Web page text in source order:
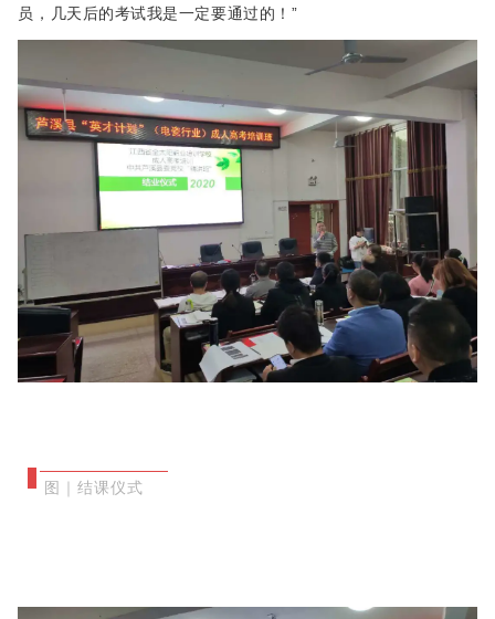
员，几天后的考试我是一定要通过的！”
图｜结课仪式